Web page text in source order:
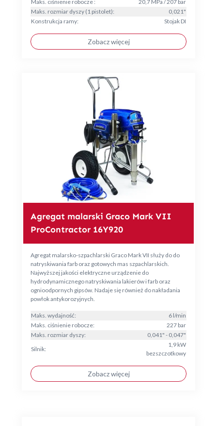
Maks. ciśnienie robocze :
20,7 MPa / 207 bar
Maks. rozmiar dyszy (1 pistolet):
0,021"
Konstrukcja ramy:
Stojak DI
Zobacz więcej
Agregat malarski Graco Mark VII
ProContractor 16Y920
Agregat malarsko-szpachlarski Graco Mark VII służy do do
natryskiwania farb oraz gotowych mas szpachlarskich.
Najwyższej jakości elektryczne urządzenie do
hydrodynamicznego natryskiwania lakierów i farb oraz
ognioodpornych gipsów. Nadaje się również do nakładania
powłok antykorozyjnych.
Maks. wydajność:
6 l/min
Maks. ciśnienie robocze:
227 bar
Maks. rozmiar dyszy:
0,041" - 0,047"
Silnik:
1,9 kW
bezszczotkowy
Zobacz więcej